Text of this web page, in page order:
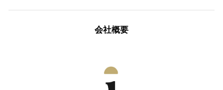
会社概要